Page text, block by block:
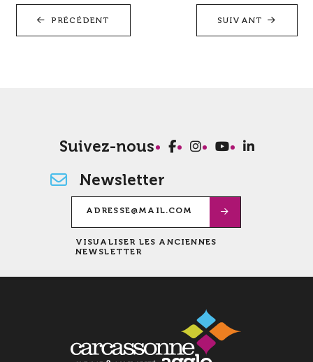
PRÉCÉDENT SUIVANT
Suivez-nous
Newsletter
VISUALISER LES ANCIENNES
NEWSLETTER